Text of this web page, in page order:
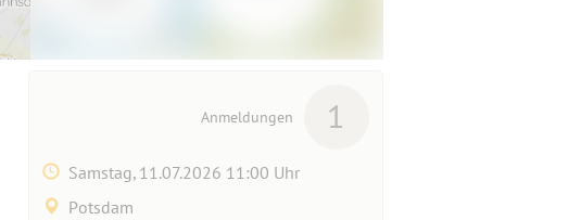
Anmeldungen 1
Samstag, 11.07.2026 11:00 Uhr
Potsdam